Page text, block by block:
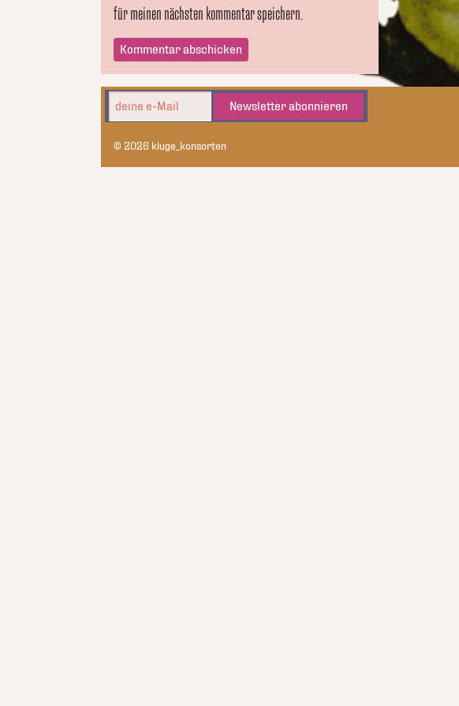
für meinen nächsten kommentar speichern.
Newsletter abonnieren
© 2026 kluge_konsorten